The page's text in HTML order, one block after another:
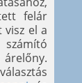
felár
visz el a